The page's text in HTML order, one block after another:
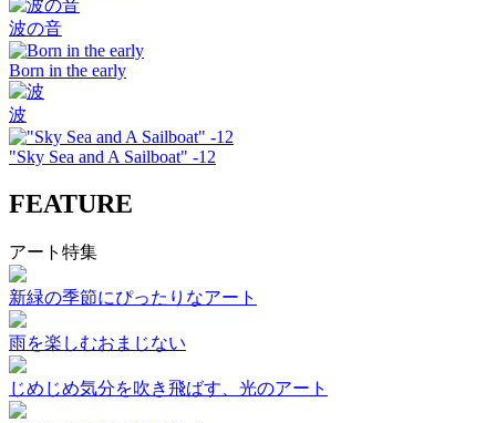
波の音
Born in the early
波
"Sky Sea and A Sailboat" -12
FEATURE
アート特集
新緑の季節にぴったりなアート
雨を楽しむおまじない
じめじめ気分を吹き飛ばす、光のアート